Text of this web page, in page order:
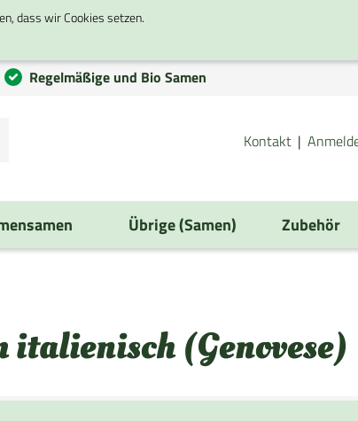
dass wir Cookies setzen.
Regelmäßige und Bio Samen
Kontakt
Übrige (Samen) Zubehör
(Genovese)